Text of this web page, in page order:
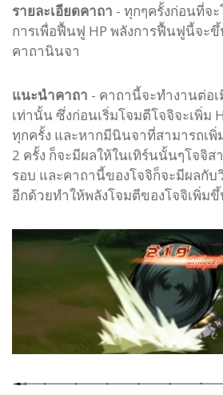
รายละเอียดคาถา - ทุกๆครั้งก่อนที่จ
การเพื่อฟื้นฟู HP พลังการฟื้นฟูนี้จะ
คาถานินจา
แนะนำคาถา - คาถานี้จะทำงานต่อ
เท่านั้น ซึ่งก่อนเริ่มโจมตีโจจิจะเพิ่ม
ทุกครั้ง และหากมีนินจาที่สามารถเพิ่
2 ครั้ง ก็จะมีผลให้ในเทิร์นนั้นๆโจจิส
รอบ และคาถานี้ของโจจิก็จะมีผลกั
อีกด้วยทำให้พลังโจมตีของโจจิเพิ่ม